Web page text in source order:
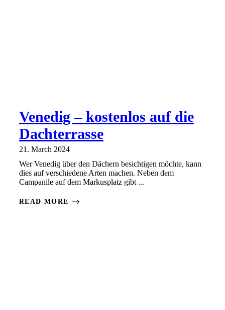
Venedig – kostenlos auf die
Dachterrasse
21. March 2024
Wer Venedig über den Dächern besichtigen möchte, kann
dies auf verschiedene Arten machen. Neben dem
Campanile auf dem Markusplatz gibt ...
READ MORE